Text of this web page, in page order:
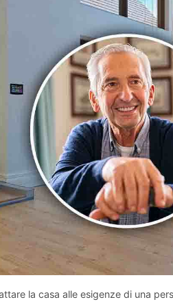
la casa alle esigenze di una